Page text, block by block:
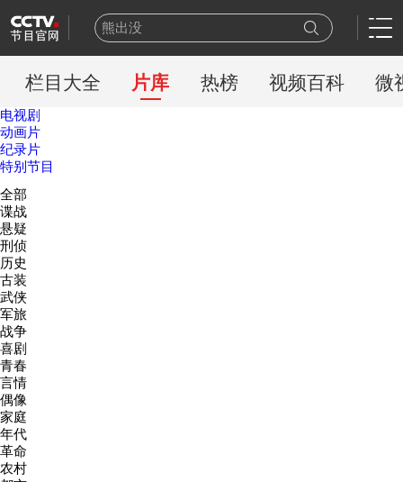
熊出没
新闻周刊
百家讲坛
栏目大全 片库 热榜 视频百科 微
电视剧
动画片
纪录片
特别节目
全部
谍战
悬疑
刑侦
历史
古装
武侠
军旅
战争
喜剧
青春
言情
偶像
家庭
年代
革命
农村